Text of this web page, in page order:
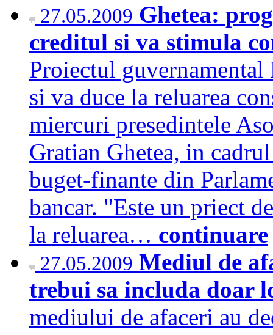
27.05.2009 Ghetea:
creditul si va stimula
Proiectul guvernamental
si va duce la reluarea
miercuri presedintele
Gratian Ghetea, in
buget-finante din
bancar. "Este un priect
la reluarea… continuare
27.05.2009 Mediul de
trebui sa includa doar
mediului de afaceri au